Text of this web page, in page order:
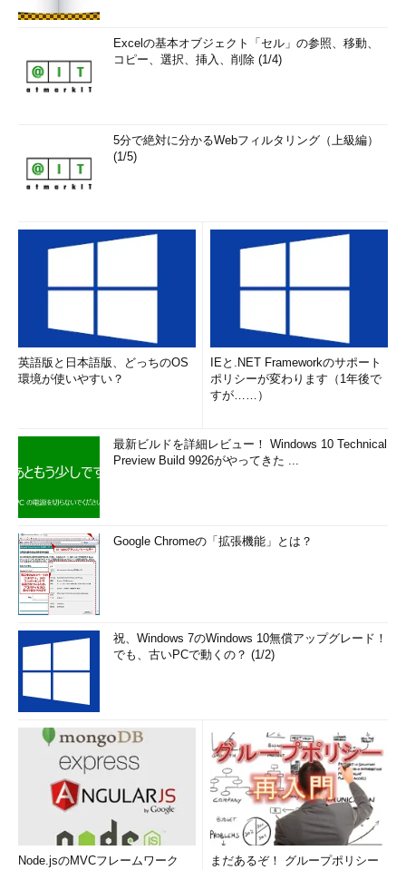
Excelの基本オブジェクト「セル」の参照、移動、
コピー、選択、挿入、削除 (1/4)
5分で絶対に分かるWebフィルタリング（上級編）
(1/5)
英語版と日本語版、どっちのOS
環境が使いやすい？
IEと.NET Frameworkのサポート
ポリシーが変わります（1年後で
すが……）
最新ビルドを詳細レビュー！ Windows 10 Technical
Preview Build 9926がやってきた ...
Google Chromeの「拡張機能」とは？
祝、Windows 7のWindows 10無償アップグレード！
でも、古いPCで動くの？ (1/2)
Node.jsのMVCフレームワーク まだあるぞ！ グループポリシー